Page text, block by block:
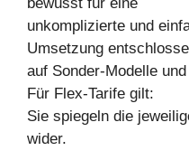
unkomplizierte und
Umsetzung
auf Sonder-Modelle
Für Flex-Tarife gilt:
Sie spiegeln die
wider.